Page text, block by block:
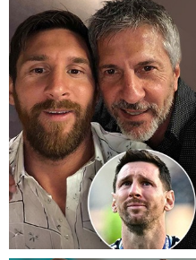
Tragédie hvězdného